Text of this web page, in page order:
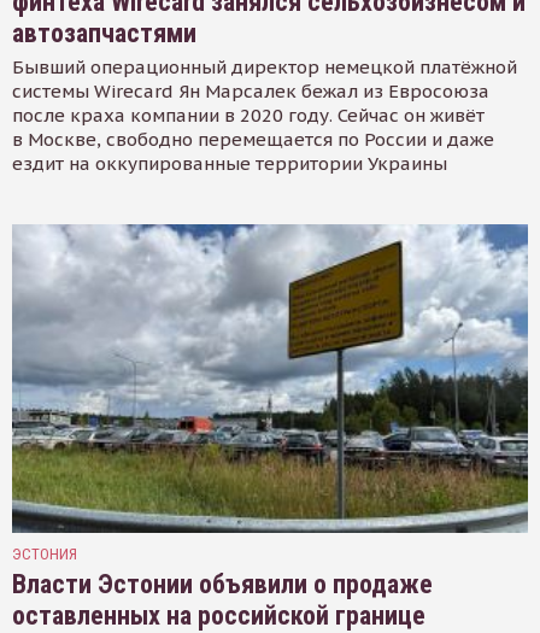
автозапчастями
Бывший операционный директор немецкой платёжной
системы Wirecard Ян Марсалек бежал из Евросоюза
после краха компании в 2020 году. Сейчас он живёт
в Москве, свободно перемещается по России и даже
ездит на оккупированные территории Украины
ЭСТОНИЯ
Власти Эстонии объявили о продаже
оставленных на российской границе